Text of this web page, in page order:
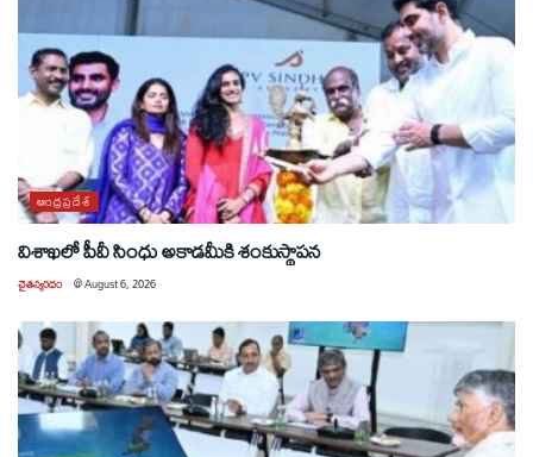
ఆంధ్రప్రదేశ్
విశాఖలో పీవీ సింధు అకాడమీకి శంకుస్థాపన
చైతన్యరధం @August 6, 2026